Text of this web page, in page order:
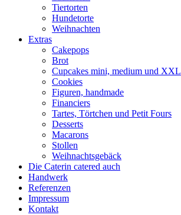
Tiertorten
Hundetorte
Weihnachten
Extras
Cakepops
Brot
Cupcakes mini, medium und XXL
Cookies
Figuren, handmade
Financiers
Tartes, Törtchen und Petit Fours
Desserts
Macarons
Stollen
Weihnachtsgebäck
Die Caterin catered auch
Handwerk
Referenzen
Impressum
Kontakt